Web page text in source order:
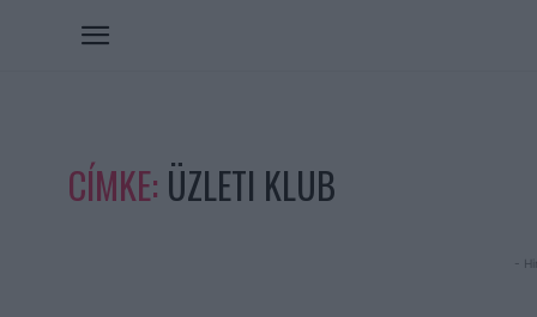
CÍMKE: ÜZLETI KLUB
-